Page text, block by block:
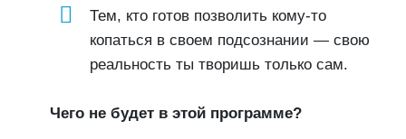
Тем, кто готов позволить кому-то
копаться в своем подсознании — свою
реальность ты творишь только сам.
Чего не будет в этой программе?